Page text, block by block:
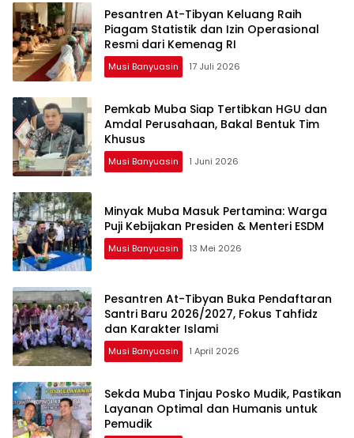
Pesantren At-Tibyan Keluang Raih
Piagam Statistik dan Izin Operasional
Resmi dari Kemenag RI
Musi Banyuasin 17 Juli 2026
Pemkab Muba Siap Tertibkan HGU dan
Amdal Perusahaan, Bakal Bentuk Tim
Khusus
Musi Banyuasin 1 Juni 2026
Minyak Muba Masuk Pertamina: Warga
Puji Kebijakan Presiden & Menteri ESDM
Musi Banyuasin 13 Mei 2026
Pesantren At-Tibyan Buka Pendaftaran
Santri Baru 2026/2027, Fokus Tahfidz
dan Karakter Islami
Musi Banyuasin 1 April 2026
Sekda Muba Tinjau Posko Mudik, Pastikan
Layanan Optimal dan Humanis untuk
Pemudik